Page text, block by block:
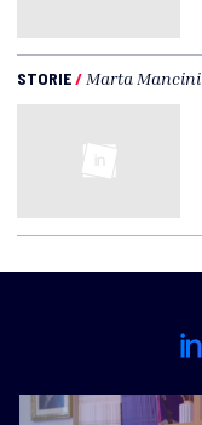
STORIE/Marta Mancini